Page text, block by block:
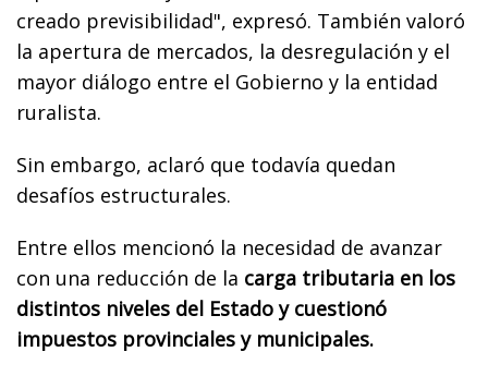
creado previsibilidad", expresó. También valoró
la apertura de mercados, la desregulación y el
mayor diálogo entre el Gobierno y la entidad
ruralista.
Sin embargo, aclaró que todavía quedan
desafíos estructurales.
Entre ellos mencionó la necesidad de avanzar
con una reducción de la carga tributaria en los
distintos niveles del Estado y cuestionó
impuestos provinciales y municipales.